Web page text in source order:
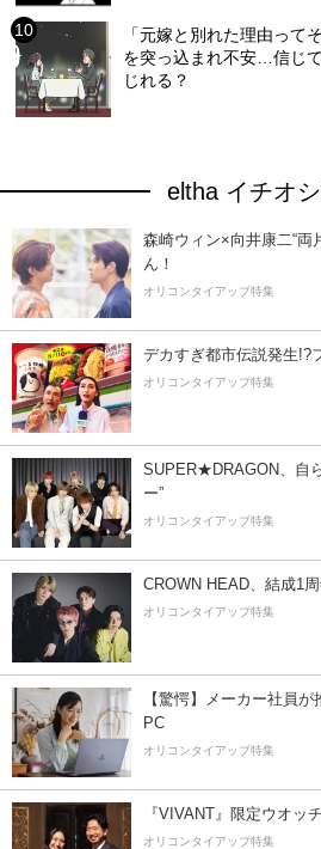
「元嫁と別れた理由って
を突っ込まれ不安…信じ
じれる？
eltha イチオ
森崎ウィン×向井康二“両
ん！
オリコンタイアップ特集
デカすぎ都市伝説発生!?
オリコンタイアップ特集
SUPER★DRAGON、自
ー”
オリコンタイアップ特集
CROWN HEAD、結成1
オリコンタイアップ特集
【驚愕】メーカー社員
PC
オリコンタイアップ特集
『VIVANT』限定ウオッ
オリコンタイアップ特集